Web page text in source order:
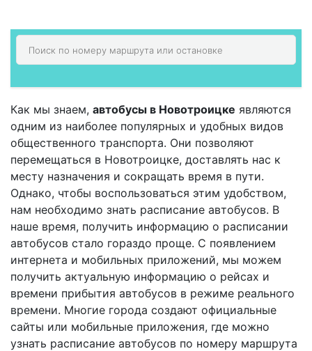
Как мы знаем, автобусы в Новотроицке являются
одним из наиболее популярных и удобных видов
общественного транспорта. Они позволяют
перемещаться в Новотроицке, доставлять нас к
месту назначения и сокращать время в пути.
Однако, чтобы воспользоваться этим удобством,
нам необходимо знать расписание автобусов. В
наше время, получить информацию о расписании
автобусов стало гораздо проще. С появлением
интернета и мобильных приложений, мы можем
получить актуальную информацию о рейсах и
времени прибытия автобусов в режиме реального
времени. Многие города создают официальные
сайты или мобильные приложения, где можно
узнать расписание автобусов по номеру маршрута